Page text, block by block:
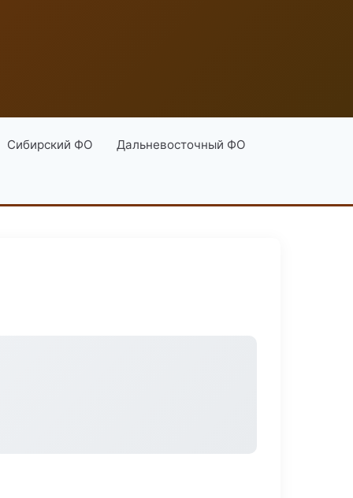
Сибирский ФО Дальневосточный ФО